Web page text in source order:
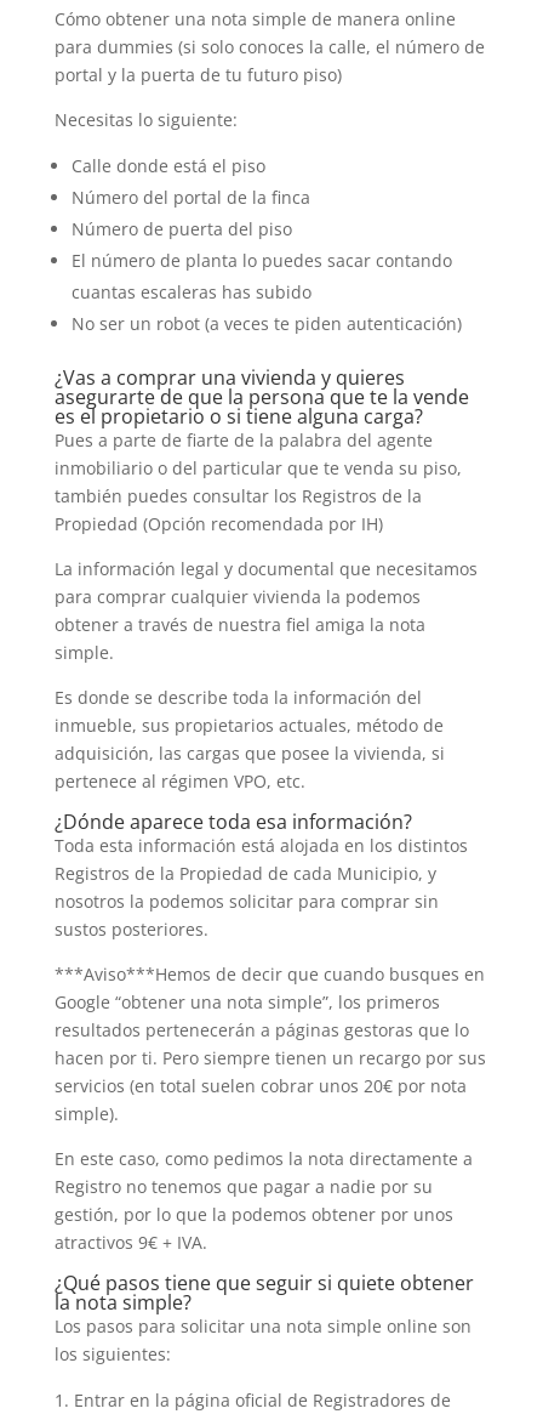
Cómo obtener una nota simple de manera online
para dummies (si solo conoces la calle, el número de
portal y la puerta de tu futuro piso)
Necesitas lo siguiente:
Calle donde está el piso
Número del portal de la finca
Número de puerta del piso
El número de planta lo puedes sacar contando
cuantas escaleras has subido
No ser un robot (a veces te piden autenticación)
¿Vas a comprar una vivienda y quieres
asegurarte de que la persona que te la vende
es el propietario o si tiene alguna carga?
Pues a parte de fiarte de la palabra del agente
inmobiliario o del particular que te venda su piso,
también puedes consultar los Registros de la
Propiedad (Opción recomendada por IH)
La información legal y documental que necesitamos
para comprar cualquier vivienda la podemos
obtener a través de nuestra fiel amiga la nota
simple.
Es donde se describe toda la información del
inmueble, sus propietarios actuales, método de
adquisición, las cargas que posee la vivienda, si
pertenece al régimen VPO, etc.
¿Dónde aparece toda esa información?
Toda esta información está alojada en los distintos
Registros de la Propiedad de cada Municipio, y
nosotros la podemos solicitar para comprar sin
sustos posteriores.
***Aviso***Hemos de decir que cuando busques en
Google “obtener una nota simple”, los primeros
resultados pertenecerán a páginas gestoras que lo
hacen por ti. Pero siempre tienen un recargo por sus
servicios (en total suelen cobrar unos 20€ por nota
simple).
En este caso, como pedimos la nota directamente a
Registro no tenemos que pagar a nadie por su
gestión, por lo que la podemos obtener por unos
atractivos 9€ + IVA.
¿Qué pasos tiene que seguir si quiete obtener
la nota simple?
Los pasos para solicitar una nota simple online son
los siguientes:
Entrar en la página oficial de Registradores de